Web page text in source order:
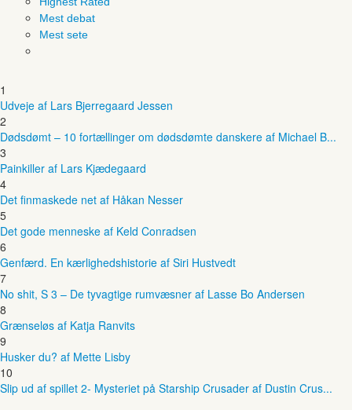
Mest debat
Mest sete
1
Udveje af Lars Bjerregaard Jessen
2
Dødsdømt – 10 fortællinger om dødsdømte danskere af Michael B...
3
Painkiller af Lars Kjædegaard
4
Det finmaskede net af Håkan Nesser
5
Det gode menneske af Keld Conradsen
6
Genfærd. En kærlighedshistorie af Siri Hustvedt
7
No shit, S 3 – De tyvagtige rumvæsner af Lasse Bo Andersen
8
Grænseløs af Katja Ranvits
9
Husker du? af Mette Lisby
10
Slip ud af spillet 2- Mysteriet på Starship Crusader af Dustin Crus...